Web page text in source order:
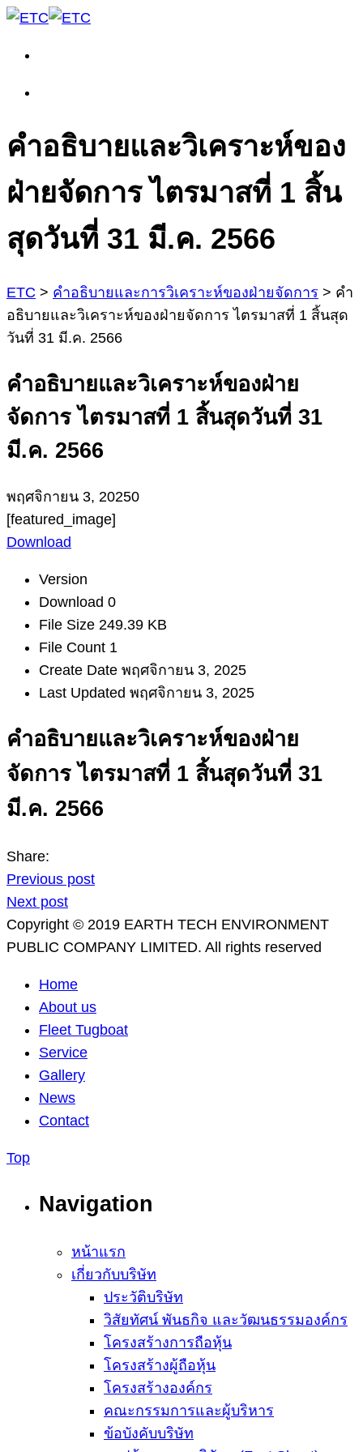
คำอธิบายและวิเคราะห์ของ
ฝ่ายจัดการ ไตรมาสที่ 1 สิ้น
สุดวันที่ 31 มี.ค. 2566
ETC > คำอธิบายและการวิเคราะห์ของฝ่ายจัดการ > คำ
อธิบายและวิเคราะห์ของฝ่ายจัดการ ไตรมาสที่ 1 สิ้นสุด
วันที่ 31 มี.ค. 2566
คำอธิบายและวิเคราะห์ของฝ่าย
จัดการ ไตรมาสที่ 1 สิ้นสุดวันที่ 31
มี.ค. 2566
พฤศจิกายน 3, 20250
[featured_image]
Download
Version
Download 0
File Size 249.39 KB
File Count 1
Create Date พฤศจิกายน 3, 2025
Last Updated พฤศจิกายน 3, 2025
คำอธิบายและวิเคราะห์ของฝ่าย
จัดการ ไตรมาสที่ 1 สิ้นสุดวันที่ 31
มี.ค. 2566
Share:
Previous post
Next post
Copyright © 2019 EARTH TECH ENVIRONMENT
PUBLIC COMPANY LIMITED. All rights reserved
Home
About us
Fleet Tugboat
Service
Gallery
News
Contact
Top
Navigation
หน้าแรก
เกี่ยวกับบริษัท
ประวัติบริษัท
วิสัยทัศน์ พันธกิจ และวัฒนธรรมองค์กร
โครงสร้างการถือหุ้น
โครงสร้างผู้ถือหุ้น
โครงสร้างองค์กร
คณะกรรมการและผู้บริหาร
ข้อบังคับบริษัท